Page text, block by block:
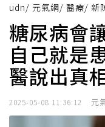
udn/ 元氣網/ 醫療/ 新
糖尿病會
自己就是
醫說出真
2025-05-08 11:36:12 元